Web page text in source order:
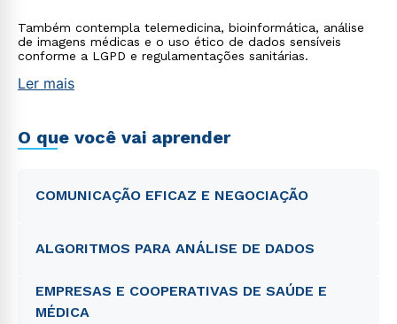
Também contempla telemedicina, bioinformática, análise
de imagens médicas e o uso ético de dados sensíveis
conforme a LGPD e regulamentações sanitárias.
Ler mais
O que você vai aprender
COMUNICAÇÃO EFICAZ E NEGOCIAÇÃO
ALGORITMOS PARA ANÁLISE DE DADOS
EMPRESAS E COOPERATIVAS DE SAÚDE E
MÉDICA